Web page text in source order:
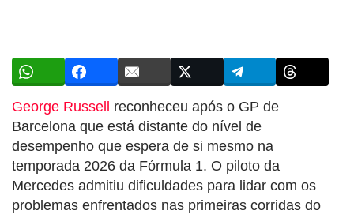
George Russell reconheceu após o GP de
Barcelona que está distante do nível de
desempenho que espera de si mesmo na
temporada 2026 da Fórmula 1. O piloto da
Mercedes admitiu dificuldades para lidar com os
problemas enfrentados nas primeiras corridas do